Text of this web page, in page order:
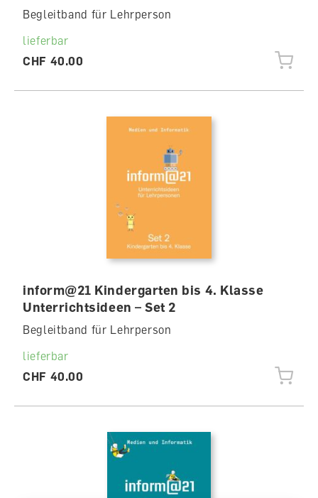
Begleitband für Lehrperson
lieferbar
CHF 40.00
inform@21 Kindergarten bis 4. Klasse
Unterrichtsideen – Set 2
Begleitband für Lehrperson
lieferbar
CHF 40.00